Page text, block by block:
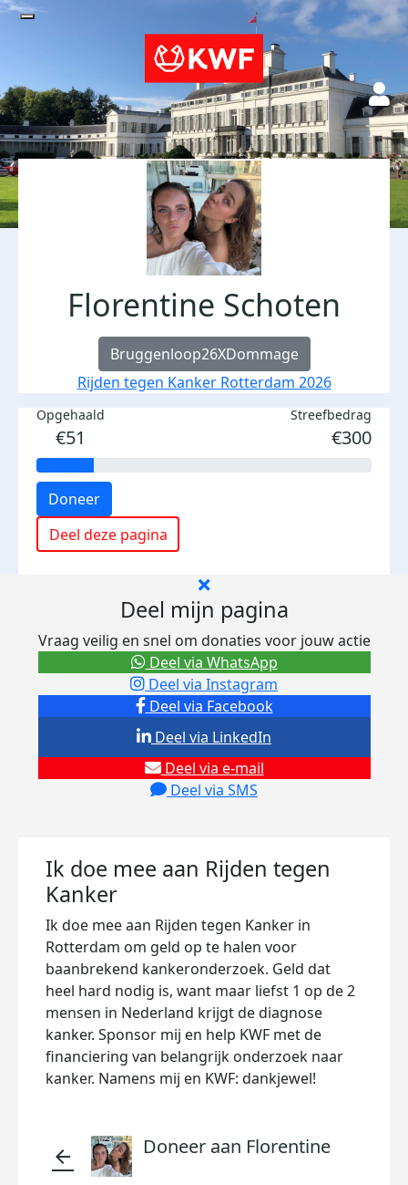
Florentine Schoten
Bruggenloop26XDommage
Rijden tegen Kanker Rotterdam 2026
Opgehaald
€51
Streefbedrag
€300
Doneer
Deel deze pagina
Deel mijn pagina
Vraag veilig en snel om donaties voor jouw actie
Deel via Facebook
Deel via Instagram
Deel via e-mail
Deel via SMS
Deel via LinkedIn
Deel via WhatsApp
Ik doe mee aan Rijden tegen
Kanker
Ik doe mee aan Rijden tegen Kanker in
Rotterdam om geld op te halen voor
baanbrekend kankeronderzoek. Geld dat
heel hard nodig is, want maar liefst 1 op de 2
mensen in Nederland krijgt de diagnose
kanker. Sponsor mij en help KWF met de
financiering van belangrijk onderzoek naar
kanker. Namens mij en KWF: dankjewel!
arrow_back Doneer aan Florentine